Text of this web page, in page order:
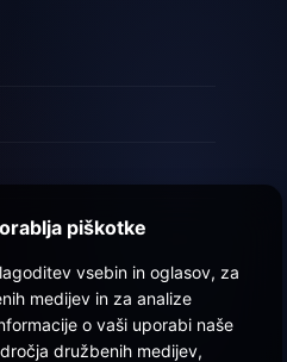
piškotke
vsebin in oglasov, za
medijev in za analize
o vaši uporabi naše
družbenih medijev,